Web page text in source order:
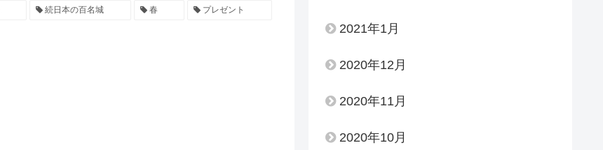
続日本の百名城 春 プレゼント
2021年1月
2020年12月
2020年11月
2020年10月